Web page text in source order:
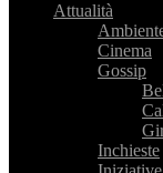
Attualità
Cinema
Gossip
Inchieste